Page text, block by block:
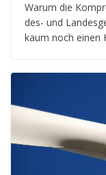
Warum die
des- und
kaum noch einen